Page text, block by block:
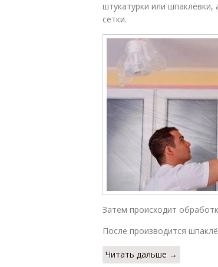
штукатурки или
сетки.
Затем происходит
После производится
Читать дальше →